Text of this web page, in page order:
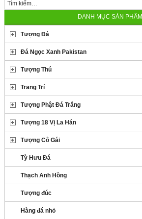
DANH MỤC SẢN PHẨM
Tượng Đá
Đá Ngọc Xanh Pakistan
Tượng Thú
Trang Trí
Tượng Phật Đá Trắng
Tượng 18 Vị La Hán
Tượng Cô Gái
Tỳ Hưu Đá
Thạch Anh Hồng
Tượng đúc
Hàng đá nhỏ